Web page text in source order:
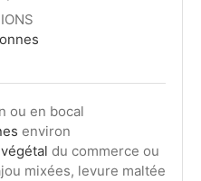
ou en bocal
environ
du commerce ou
mixées, levure maltée